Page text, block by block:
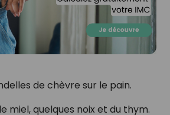
de chèvre sur le pain.
miel, quelques noix et du thym.